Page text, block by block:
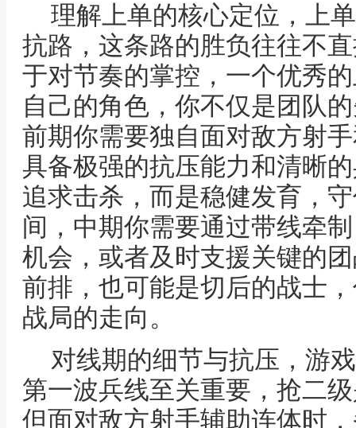
理解上单的核心定位，上
抗路，这条路的胜负往往不
于对节奏的掌控，一个优秀
自己的角色，你不仅是团队
前期你需要独自面对敌方射
具备极强的抗压能力和清晰
追求击杀，而是稳健发育，
间，中期你需要通过带线牵
机会，或者及时支援关键的
前排，也可能是切后的战士
战局的走向。
对线期的细节与抗压，游
第一波兵线至关重要，抢二
但面对敌方射手辅助连体时